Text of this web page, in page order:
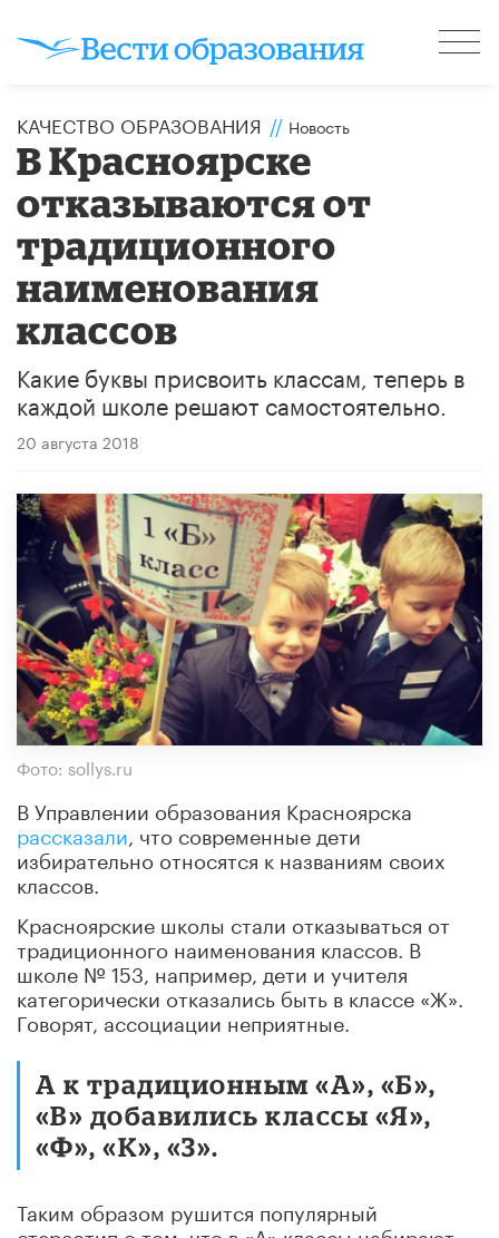
КАЧЕСТВО ОБРАЗОВАНИЯ // Новость
В Красноярске
отказываются от
традиционного
наименования
классов
Какие буквы присвоить классам, теперь в
каждой школе решают самостоятельно.
20 августа 2018
Фото: sollys.ru
В Управлении образования Красноярска
рассказали , что современные дети
избирательно относятся к названиям своих
классов.
Красноярские школы стали отказываться от
традиционного наименования классов. В
школе № 153, например, дети и учителя
категорически отказались быть в классе «Ж».
Говорят, ассоциации неприятные.
А к традиционным «А», «Б»,
«В» добавились классы «Я»,
«Ф», «К», «З».
Таким образом рушится популярный